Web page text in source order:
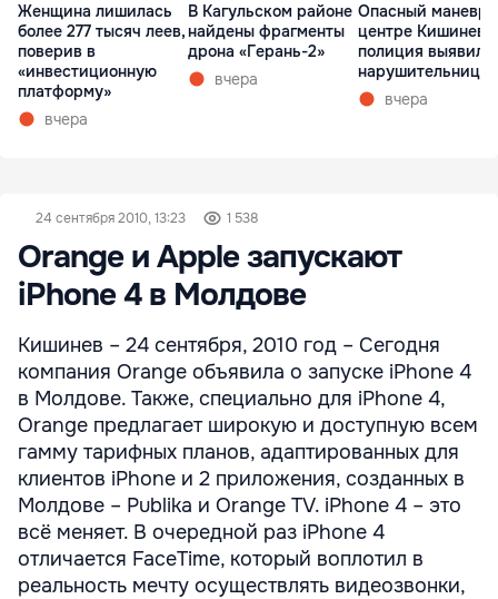
Женщина лишилась
более 277 тысяч леев,
поверив в
«инвестиционную
платформу»
вчера
В Кагульском районе
найдены фрагменты
дрона «Герань-2»
вчера
Опасный маневр
центре Кишинева:
полиция выявила
нарушительницу
вчера
24 сентября 2010, 13:23 1 538
Orange и Apple запускают
iPhone 4 в Молдове
Кишинев – 24 сентября, 2010 год – Сегодня
компания Orange объявила о запуске iPhone 4
в Молдове. Также, специально для iPhone 4,
Orange предлагает широкую и доступную всем
гамму тарифных планов, адаптированных для
клиентов iPhone и 2 приложения, созданных в
Молдове – Publika и Orange TV. iPhone 4 – это
всё меняет. В очередной раз iPhone 4
отличается FaceTime, который воплотил в
реальность мечту осуществлять видеозвонки,